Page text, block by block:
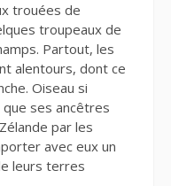
trouées de
troupeaux de
Partout, les
alentours, dont ce
Oiseau si
ses ancêtres
par les
avec eux un
leurs terres